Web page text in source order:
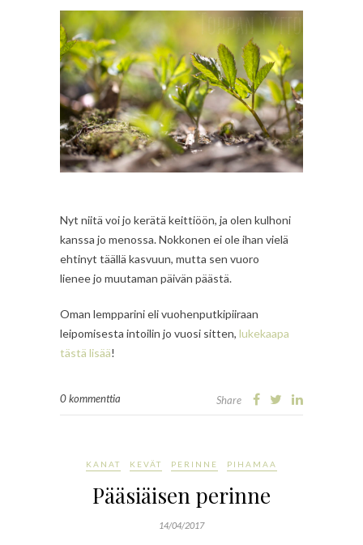
Nyt niitä voi jo kerätä keittiöön, ja olen kulhoni
kanssa jo menossa. Nokkonen ei ole ihan vielä
ehtinyt täällä kasvuun, mutta sen vuoro
lienee jo muutaman päivän päästä.
Oman lempparini eli vuohenputkipiiraan
leipomisesta intoilin jo vuosi sitten, lukekaapa
tästä lisää!
0 kommenttia Share
KANAT KEVÄT PERINNE PIHAMAA
Pääsiäisen perinne
14/04/2017